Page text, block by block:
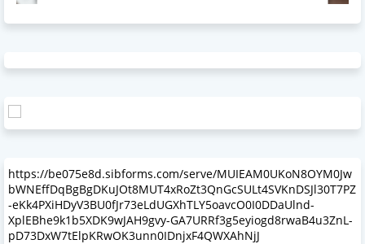
https://be075e8d.sibforms.com/serve/MUIEAM0UKoN8OYM0Jw
bWNEffDqBgBgDKuJOt8MUT4xRoZt3QnGcSULt4SVKnDSJl30T7PZ
-eKk4PXiHDyV3BU0fJr73eLdUGXhTLY5oavcO0I0DDaUlnd-
XplEBhe9k1b5XDK9wJAH9gvy-GA7URRf3g5eyiogd8rwaB4u3ZnL-
pD73DxW7tElpKRwOK3unn0IDnjxF4QWXAhNjJ